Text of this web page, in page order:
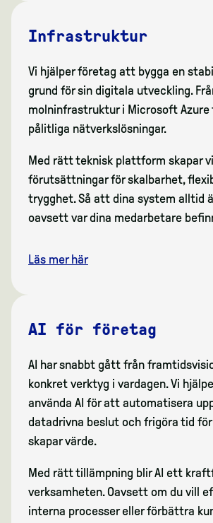
Infrastruktur
Vi hjälper företag att bygga en
grund för sin digitala utveckling.
molninfrastruktur i Microsoft Azure
pålitliga nätverkslösningar.
Med rätt teknisk plattform skapar vi
förutsättningar för skalbarhet,
trygghet. Så att dina system alltid
oavsett var dina medarbetare
Läs mer här
AI för företag
AI har snabbt gått från
konkret verktyg i vardagen. Vi
använda AI för att automatisera
datadrivna beslut och frigöra tid
skapar värde.
Med rätt tillämpning blir AI ett
verksamheten. Oavsett om du vill
interna processer eller förbättra